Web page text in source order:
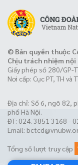
© Bản quyền thuộc
Chịu trách nhiệm nội
Giấy phép số 280/
Nơi cấp: Cục PT, TH
Địa chỉ: Số 6, ngõ 82,
phố Hà Nội.
ĐT: 024. 3851 3168 -
Email:
Tổng số lượt truy cập